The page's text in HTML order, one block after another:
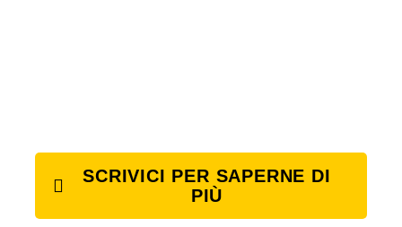
SCRIVICI PER SAPERNE DI
PIÙ